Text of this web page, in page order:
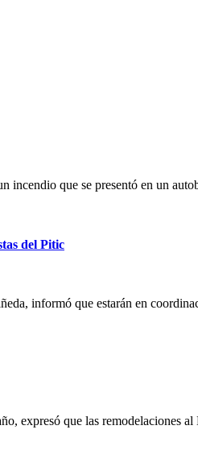
que se presentó en un
del Pitic
informó que estarán en
expresó que las remodelaciones